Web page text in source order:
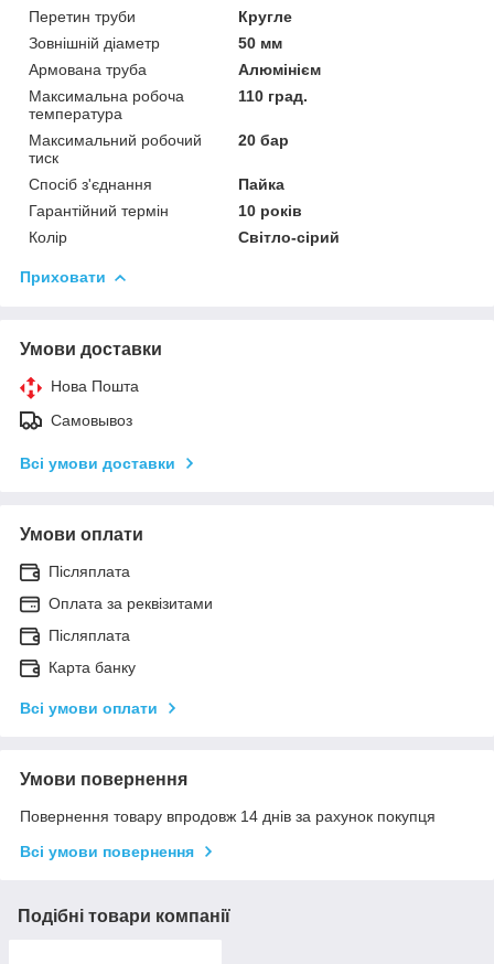
Перетин труби
Кругле
Зовнішній діаметр
50 мм
Армована труба
Алюмінієм
Максимальна робоча
температура
110 град.
Максимальний робочий
тиск
20 бар
Спосіб з'єднання
Пайка
Гарантійний термін
10 років
Колір
Світло-сірий
Приховати
Умови доставки
Нова Пошта
Самовывоз
Всі умови доставки
Умови оплати
Післяплата
Оплата за реквізитами
Післяплата
Карта банку
Всі умови оплати
Умови повернення
Повернення товару впродовж 14 днів за рахунок покупця
Всі умови повернення
Подібні товари компанії